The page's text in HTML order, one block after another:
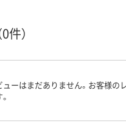
件）
ーはまだありません。お客様の